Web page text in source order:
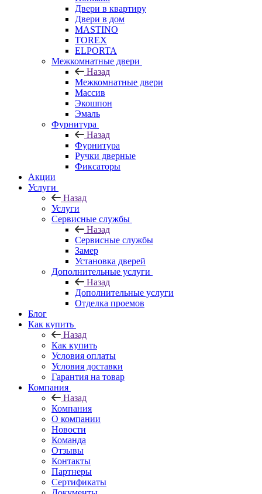
Двери в квартиру
Двери в дом
MASTINO
TOREX
ELPORTA
Межкомнатные двери
Назад
Межкомнатные двери
Массив
Экошпон
Эмаль
Фурнитура
Назад
Фурнитура
Ручки дверные
Фиксаторы
Акции
Услуги
Назад
Услуги
Сервисные службы
Назад
Сервисные службы
Замер
Установка дверей
Дополнительные услуги
Назад
Дополнительные услуги
Отделка проемов
Блог
Как купить
Назад
Как купить
Условия оплаты
Условия доставки
Гарантия на товар
Компания
Назад
Компания
О компании
Новости
Команда
Отзывы
Контакты
Партнеры
Сертификаты